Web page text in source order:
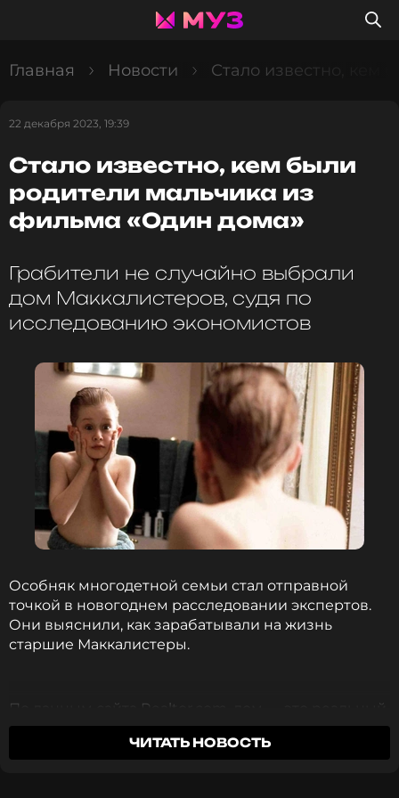
Главная Новости Стало известно, кем
22 декабря 2023, 19:39
Стало известно, кем были
родители мальчика из
фильма «Один дома»
Грабители не случайно выбрали
дом Маккалистеров, судя по
исследованию экономистов
Особняк многодетной семьи стал отправной
точкой в новогоднем расследовании экспертов.
Они выяснили, как зарабатывали на жизнь
старшие Маккалистеры.
По данным сайта Realtor.com, дом — это реальный
особняк на Линкольн-авеню, 671 в пригороде
Чикаго Уиннетка, одном из самых дорогих
ЧИТАТЬ НОВОСТЬ